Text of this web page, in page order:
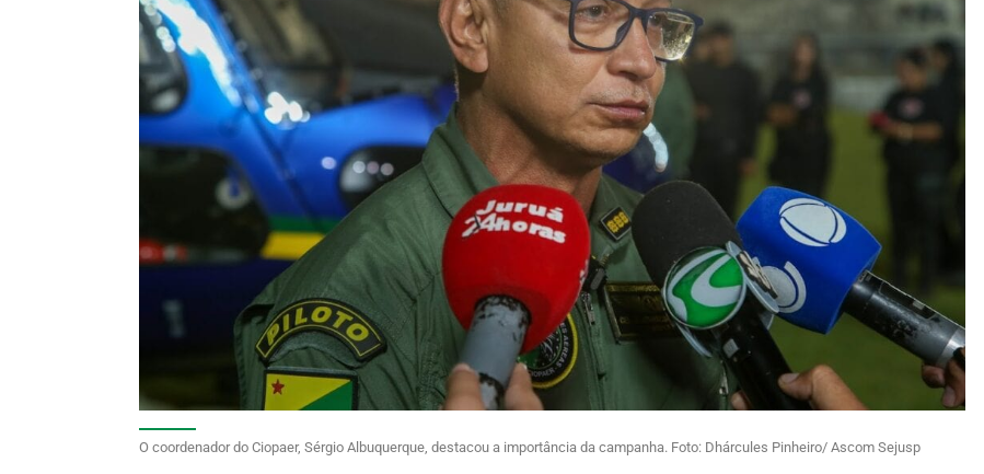
O coordenador do Ciopaer, Sérgio Albuquerque, destacou a importância da campanha. Foto: Dhárcules Pinheiro/ Ascom Sejusp